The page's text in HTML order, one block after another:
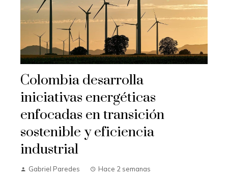
Colombia desarrolla
iniciativas energéticas
enfocadas en transición
sostenible y eficiencia
industrial
Gabriel Paredes Hace 2 semanas